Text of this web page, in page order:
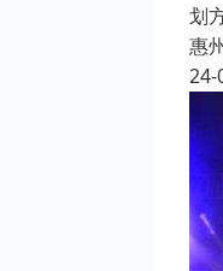
划
惠
24-